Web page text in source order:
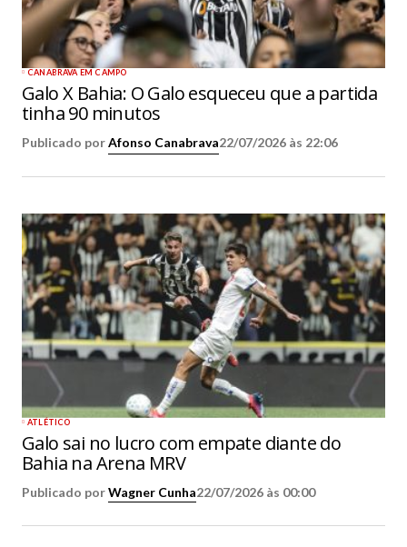
CANABRAVA EM CAMPO
Galo X Bahia: O Galo esqueceu que a partida
tinha 90 minutos
Publicado porAfonso Canabrava22/07/2026 às 22:06
ATLÉTICO
Galo sai no lucro com empate diante do
Bahia na Arena MRV
Publicado porWagner Cunha22/07/2026 às 00:00